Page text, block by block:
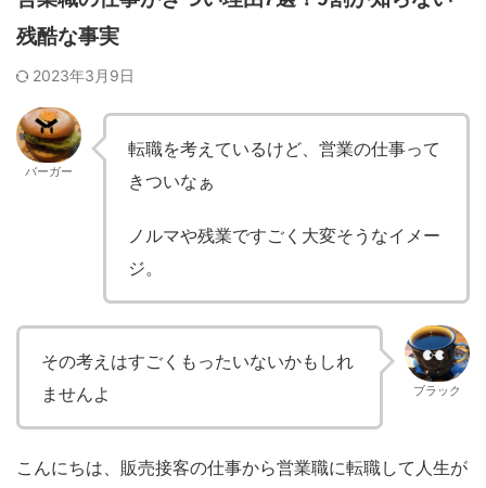
残酷な事実
2023年3月9日
バーガー
転職を考えているけど、営業の仕事って
きついなぁ
ノルマや残業ですごく大変そうなイメー
ジ。
その考えはすごくもったいないかもしれ
ませんよ
ブラック
こんにちは、販売接客の仕事から営業職に転職して人生が